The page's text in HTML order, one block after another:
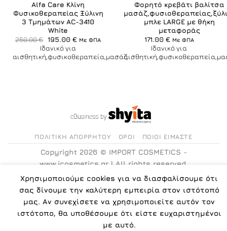
Alfa Care Κλίνη
Φυσικοθεραπείας Ξύλινη
3 Τμημάτων AC-3410
White
250.00€ Original
price
was:
250.00 €.
195.00 €Η
είναι:
Με ΦΠΑ
Ιδανικό για
αισθητική,φυσικοθεραπεία,μασάζ
Φορητό κρεβάτι βαλίτσα
μπλε LARGE με θήκη
μεταφοράς
171.00 € Με ΦΠΑ
Ιδανικό για
ΠΟΛΙΤΙΚΉ ΑΠΟΡΡΉΤΟΥ ΌΡΟΙ ΠΟΙΟΙ ΕΊΜΑΣΤΕ
Copyright 2026 © IMPORT COSMETICS -
www.icosmetics.gr| All rights reserved.
Χρησιμοποιούμε cookies για να διασφαλίσουμε ότι
σας δίνουμε την καλύτερη εμπειρία στον ιστότοπό
μας. Αν συνεχίσετε να χρησιμοποιείτε αυτόν τον
ιστότοπο, θα υποθέσουμε ότι είστε ευχαριστημένοι
με αυτό.